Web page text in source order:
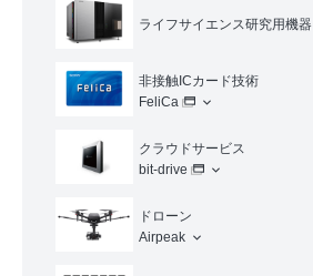
ライフサイエンス研究用機器
非接触ICカード技術
FeliCa
クラウドサービス
bit-drive
ドローン
Airpeak